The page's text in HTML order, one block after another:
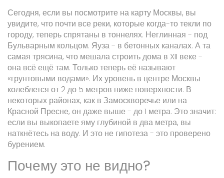
Сегодня, если вы посмотрите на карту Москвы, вы
увидите, что почти все реки, которые когда-то текли по
городу, теперь спрятаны в тоннелях. Неглинная - под
Бульварным кольцом. Яуза - в бетонных каналах. А та
самая трясина, что мешала строить дома в XII веке -
она всё ещё там. Только теперь её называют
«грунтовыми водами». Их уровень в центре Москвы
колеблется от 2 до 5 метров ниже поверхности. В
некоторых районах, как в Замоскворечье или на
Красной Пресне, он даже выше - до 1 метра. Это значит:
если вы выкопаете яму глубиной в два метра, вы
наткнётесь на воду. И это не гипотеза - это проверено
бурением.
Почему это не видно?